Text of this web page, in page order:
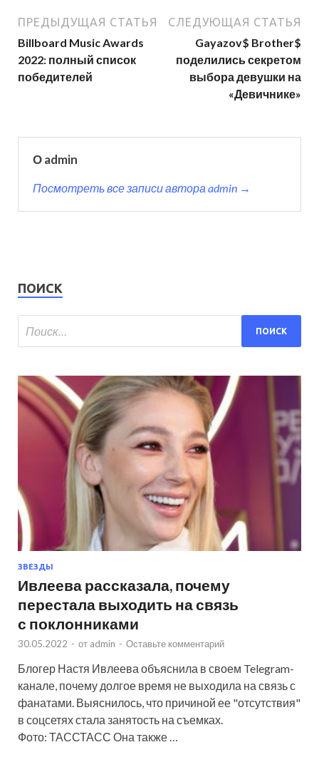
ПРЕДЫДУЩАЯ СТАТЬЯ
Billboard Music Awards
2022: полный список
победителей
СЛЕДУЮЩАЯ СТАТЬЯ
Gayazov$ Brother$
поделились секретом
выбора девушки на
«Девичнике»
О admin
Посмотреть все записи автора admin →
ПОИСК
ЗВЕЗДЫ
Ивлеева рассказала, почему
перестала выходить на связь
с поклонниками
30.05.2022 - от admin - Оставьте комментарий
Блогер Настя Ивлеева объяснила в своем Telegram-
канале, почему долгое время не выходила на связь с
фанатами. Выяснилось, что причиной ее "отсутствия"
в соцсетях стала занятость на съемках.
Фото: ТАССТАСС Она также …